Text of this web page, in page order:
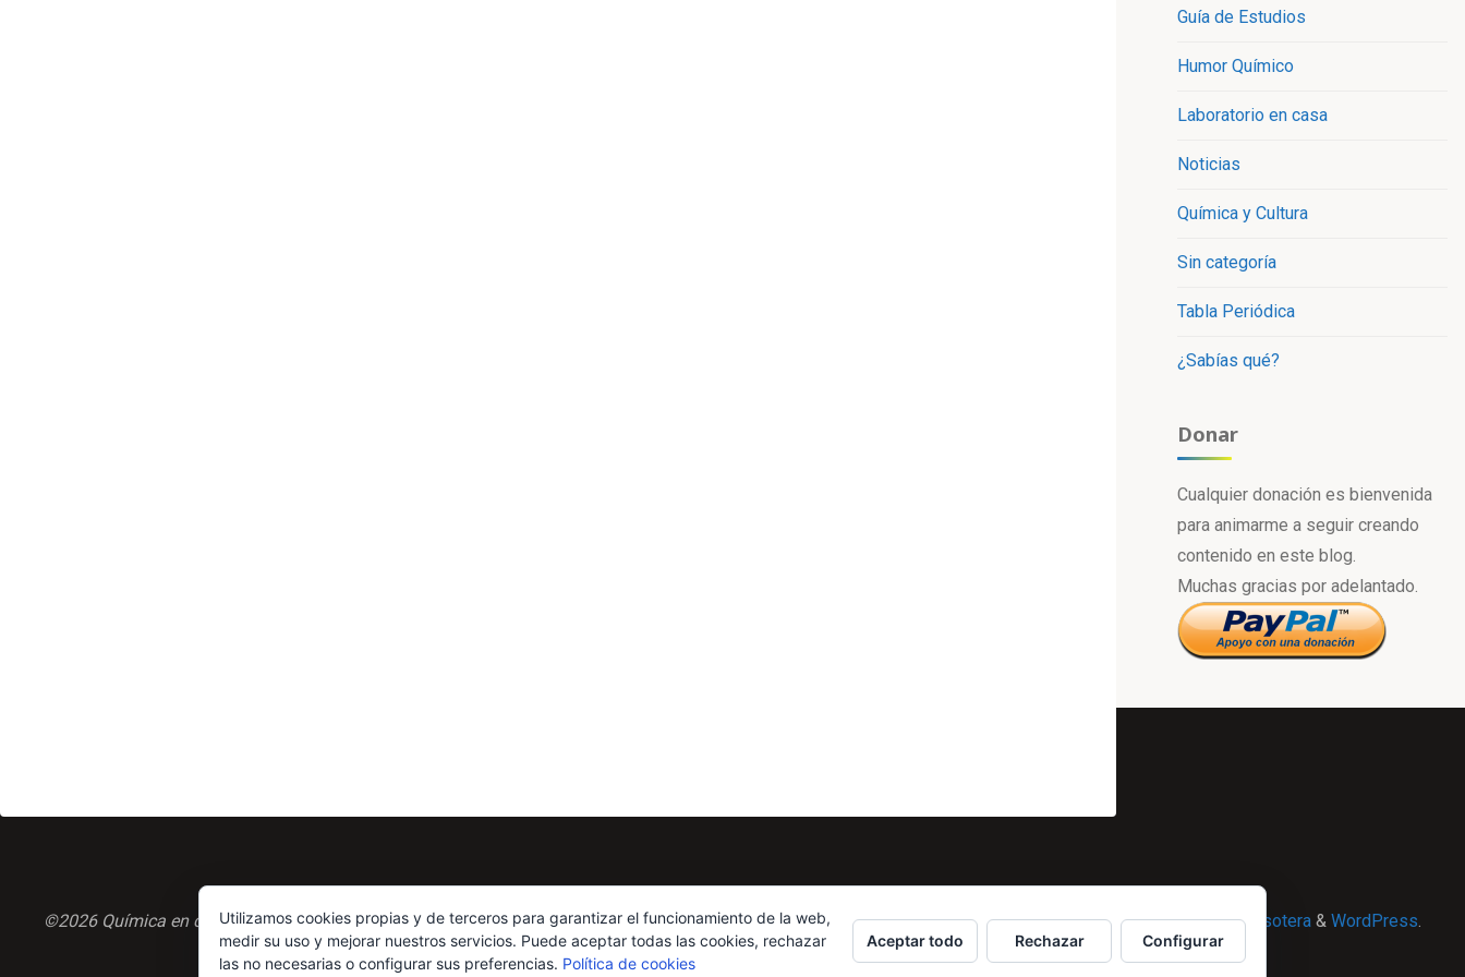
Guía de Estudios
Humor Químico
Laboratorio en casa
Noticias
Química y Cultura
Sin categoría
Tabla Periódica
¿Sabías qué?
Donar
Cualquier donación es bienvenida
para animarme a seguir creando
contenido en este blog.
Muchas gracias por adelantado.
Powered by Esotera & WordPress.
©2026 Química en casa.comUtilizamos cookies propias y de terceros para garantizar el funcionamiento de la web,
medir su uso y mejorar nuestros servicios. Puede aceptar todas las cookies, rechazar
las no necesarias o configurar sus preferencias. Política de cookies
Aceptar todo Rechazar Configurar